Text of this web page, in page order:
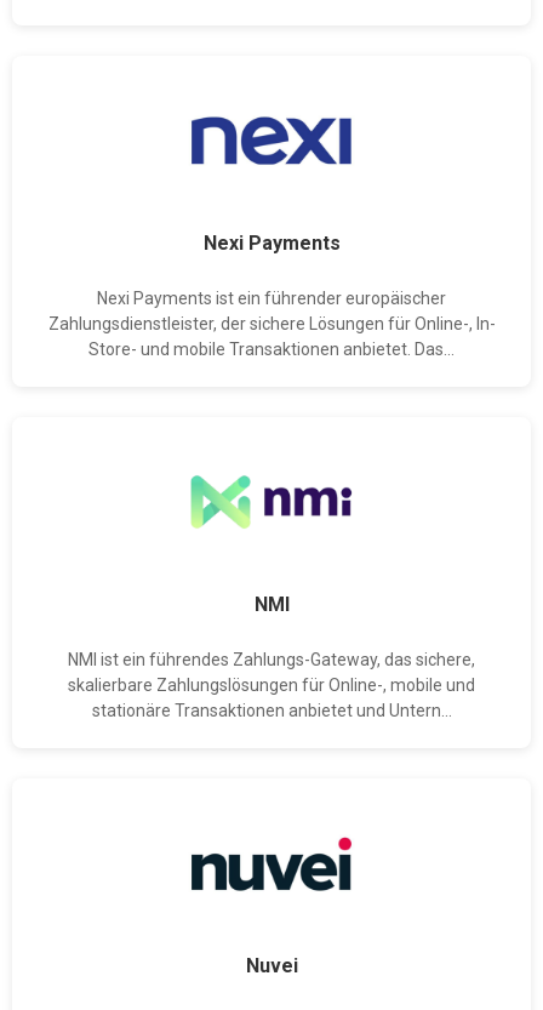
Nexi Payments
Nexi Payments ist ein führender europäischer
Zahlungsdienstleister, der sichere Lösungen für Online-, In-
Store- und mobile Transaktionen anbietet. Das...
NMI
NMI ist ein führendes Zahlungs-Gateway, das sichere,
skalierbare Zahlungslösungen für Online-, mobile und
stationäre Transaktionen anbietet und Untern...
Nuvei